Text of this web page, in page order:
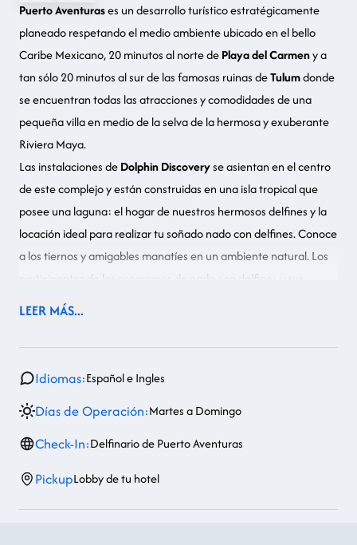
Puerto Aventurases un desarrollo turístico estratégicamente
planeado respetando el medio ambiente ubicado en el bello
Caribe Mexicano, 20 minutos al norte dePlaya del Carmeny a
tan sólo 20 minutos al sur de las famosas ruinas deTulumdonde
se encuentran todas las atracciones y comodidades de una
pequeña villa en medio de la selva de la hermosa y exuberante
Riviera Maya.
Las instalaciones deDolphin Discoveryse asientan en el centro
de este complejo y están construidas en una isla tropical que
posee una laguna: el hogar de nuestros hermosos delfines y la
locación ideal para realizar tu soñado nado con delfines. Conoce
a los tiernos y amigables manatíes en un ambiente natural. Los
participantes de los programas de nado con delfines y sus
acompañantes pueden permanecer en las instalaciones de
llevar a cabo muchas otras actividades dentro y fuera de las
instalaciones. Alrededor de la marina hay boutiques, cafeterías,
panaderías gourmet, restaurantes y tiendas de artesanías.
LEER MÁS...
Idiomas:Español e Ingles
Días de Operación:Martes a Domingo
Check-In:Delfinario de Puerto Aventuras
PickupLobby de tu hotel